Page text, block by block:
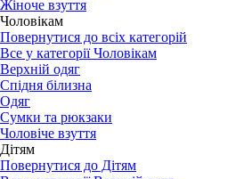
Жіноче взуття
Чоловікам
Повернутися до всіх категорій
Все у категорії Чоловікам
Верхній одяг
Спідня білизна
Одяг
Сумки та рюкзаки
Чоловіче взуття
Дітям
Повернутися до Дітям